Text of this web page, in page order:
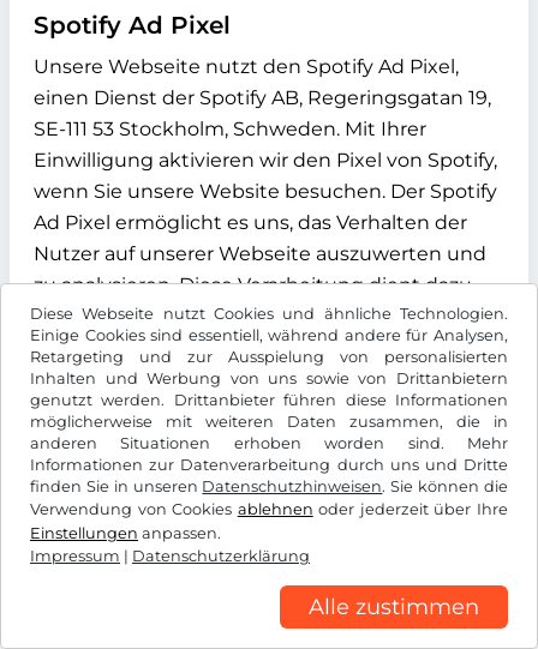
Diese Webseite nutzt Cookies und ähnliche Technologien.
Einige Cookies sind essentiell, während andere für Analysen,
Retargeting und zur Ausspielung von personalisierten
Inhalten und Werbung von uns sowie von Drittanbietern
genutzt werden. Drittanbieter führen diese Informationen
möglicherweise mit weiteren Daten zusammen, die in
anderen Situationen erhoben worden sind. Mehr
Informationen zur Datenverarbeitung durch uns und Dritte
finden Sie in unseren Datenschutzhinweisen. Sie können die
Verwendung von Cookies ablehnen oder jederzeit über Ihre
Einstellungen anpassen.
Impressum | Datenschutzerklärung
Alle zustimmen
Spotify Ad Pixel
Unsere Webseite nutzt den Spotify Ad Pixel,
einen Dienst der Spotify AB, Regeringsgatan 19,
SE-111 53 Stockholm, Schweden. Mit Ihrer
Einwilligung aktivieren wir den Pixel von Spotify,
wenn Sie unsere Website besuchen. Der Spotify
Ad Pixel ermöglicht es uns, das Verhalten der
Nutzer auf unserer Webseite auszuwerten und
zu analysieren. Diese Verarbeitung dient dazu,
Inhalte effizient auszuliefern und die
Wirksamkeit unserer Werbemaßnahmen zu
überprüfen.
Die Verarbeitung erfolgt auf Grundlage Ihrer
Einwilligung gemäß Art. 6 Abs. 1 lit. a DSGVO, die
Sie über unser Cookie-Banner erteilen können.
Sie können Ihre Einwilligung jederzeit mit
Wirkung für die Zukunft widerrufen, indem Sie
die Cookie-Einstellungen auf unserer Webseite